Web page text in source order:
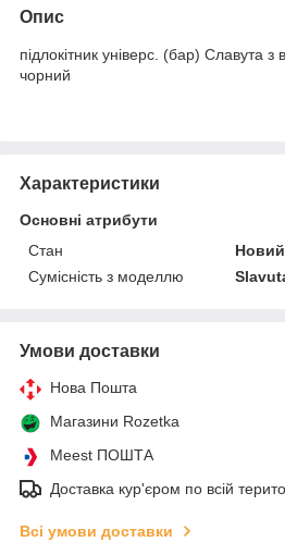
Опис
підлокітник універс. (бар) Славута
чорний
Характеристики
Основні атрибути
Стан
Новий
Сумісність з моделлю
Умови доставки
Нова Пошта
Магазини Rozetka
Meest ПОШТА
Доставка кур'єром по всій
Всі умови доставки